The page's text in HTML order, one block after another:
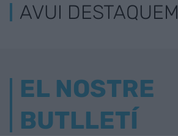
AVUI DESTAQUEM
EL NOSTRE
BUTLLETÍ